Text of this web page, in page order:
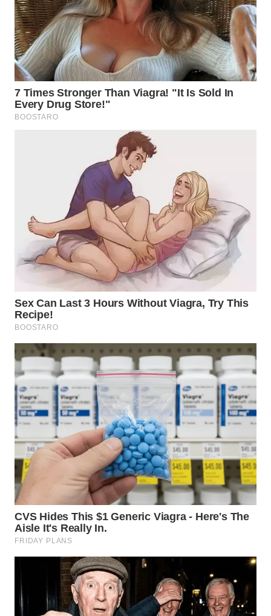
WN
KALSEL
WN
KALTIM
WN
SULSEL
WN
MALUKU
WN
MALUT
WN
DAIRI
WN
DANAU
TOBA
NIAS
LANGKAT
WN
TAPANULI
TANJUNG
LESUNG